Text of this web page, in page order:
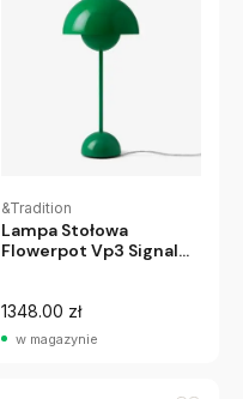
&Tradition
Lampa Stołowa
Flowerpot Vp3 Signal
1348.00 zł
w magazynie